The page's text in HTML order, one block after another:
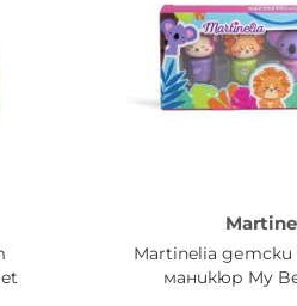
Martinelia детски
маникюр My